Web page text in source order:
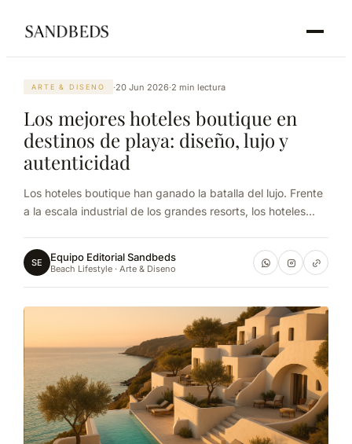
ARTE & DISENO ·20 Jun 2026·2 min lectura
Los mejores hoteles boutique en
destinos de playa: diseño, lujo y
autenticidad
Los hoteles boutique han ganado la batalla del lujo. Frente
a la escala industrial de los grandes resorts, los hoteles...
SE Equipo Editorial Sandbeds
Beach Lifestyle · Arte & Diseno